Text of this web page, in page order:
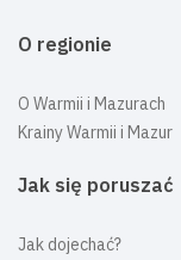
O regionie
O Warmii i Mazurach
Krainy Warmii i Mazur
Jak się poruszać
Jak dojechać?